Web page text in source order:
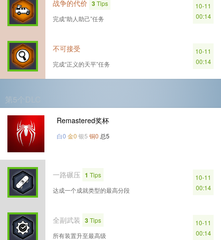
战争的代价 3Tips
完成“助人助己”任务
10-11
00:14
不可接受
完成“正义的天平”任务
10-11
00:14
第5个DLC
Remastered奖杯
白0 金0 银5 铜0 总5
一路碾压 1 Tips
达成一个成就类型的最高分段
10-11
00:14
全副武装 3Tips
所有装置升至最高级
10-11
00:14